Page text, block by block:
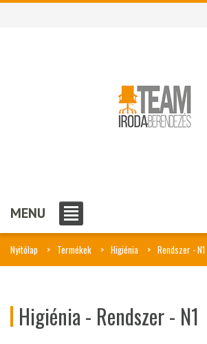
MENU
Nyitólap Termékek Higiénia Rendszer - N1
Higiénia - Rendszer - N1